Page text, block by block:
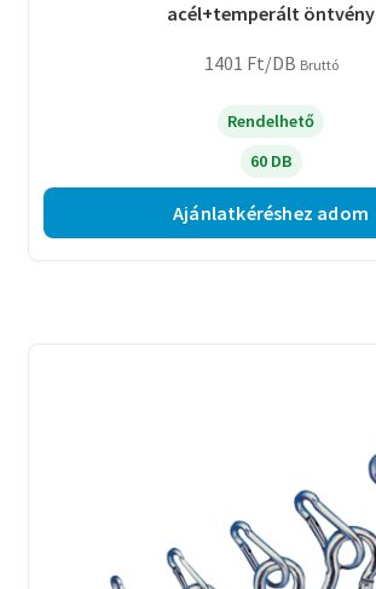
acél+temperált öntvény
1401 Ft/DB Bruttó
Rendelhető
60 DB
Ajánlatkéréshez adom